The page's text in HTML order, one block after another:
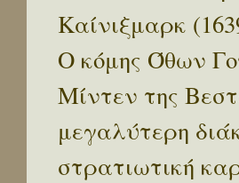
Καίνιξμαρκ
Ο κόμης Όθων
Μίντεν της
μεγαλύτερη
στρατιωτική